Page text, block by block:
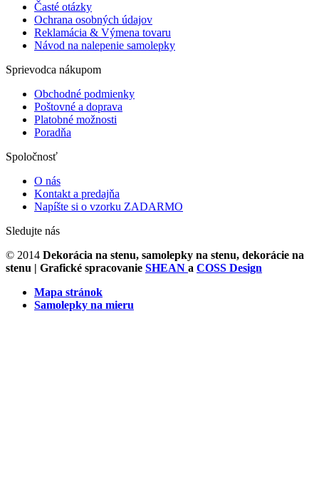
Časté otázky
Ochrana osobných údajov
Reklamácia & Výmena tovaru
Návod na nalepenie samolepky
Sprievodca nákupom
Obchodné podmienky
Poštovné a doprava
Platobné možnosti
Poradňa
Spoločnosť
O nás
Kontakt a predajňa
Napíšte si o vzorku ZADARMO
Sledujte nás
© 2014 Dekorácia na stenu, samolepky na stenu, dekorácie na
stenu
| Grafické spracovanie SHEAN a COSS Design
Mapa stránok
Samolepky na mieru